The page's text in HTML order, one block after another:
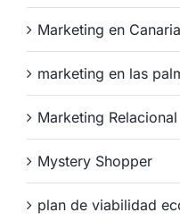
Marketing en
marketing en las
Marketing Relacional
Mystery Shopper
plan de viabilidad